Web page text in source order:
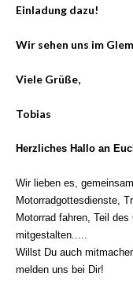
Einladung dazu!
Wir sehen uns im
Viele Grüße,
Tobias
Herzliches Hallo an
Wir lieben es,
Motorradgottesdienste,
Motorrad fahren, Teil
mitgestalten.....
Willst Du auch
melden uns bei Dir!